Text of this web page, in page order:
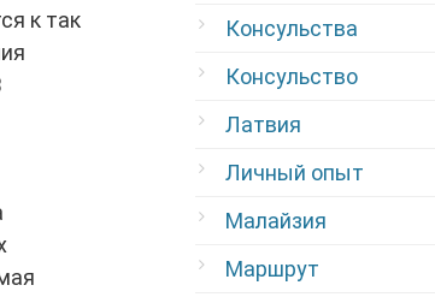
к так
Консульства
Консульство
Латвия
Личный опыт
Малайзия
Маршрут